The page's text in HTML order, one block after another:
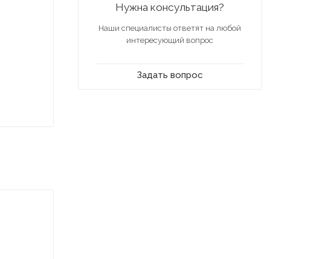
Нужна консультация?
Наши специалисты ответят на любой
интересующий вопрос
Задать вопрос